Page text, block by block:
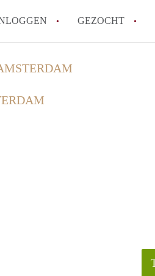
GEZOCHT
Wat is het puntensysteem